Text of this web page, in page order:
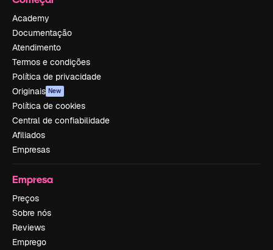
Academy
Documentação
Atendimento
Termos e condições
Política de privacidade
Originais New
Política de cookies
Central de confiabilidade
Afiliados
Empresas
Empresa
Preços
Sobre nós
Reviews
Emprego